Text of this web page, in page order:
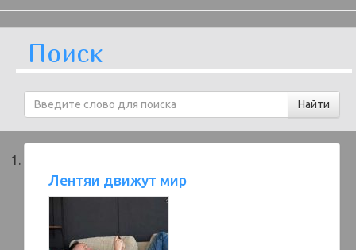
Поиск
Лентяи движут мир